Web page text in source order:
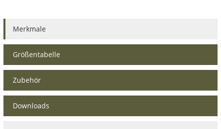
Merkmale
Größentabelle
Zubehör
Downloads